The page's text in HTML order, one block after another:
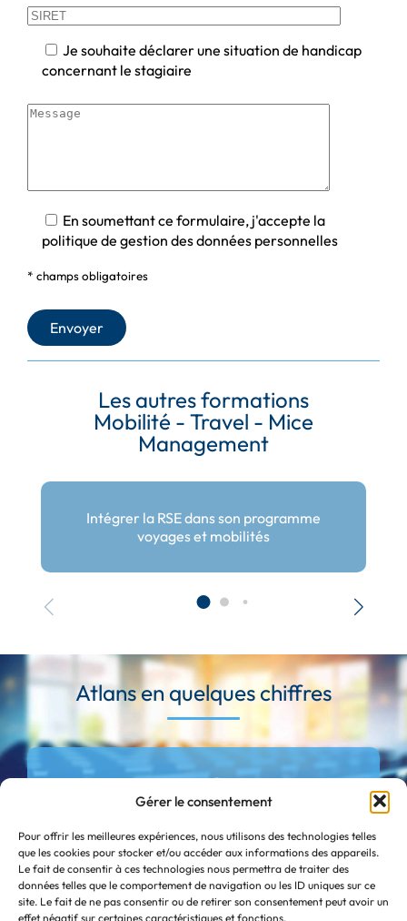
Gérer le consentement
Pour offrir les meilleures expériences, nous utilisons des technologies telles
que les cookies pour stocker et/ou accéder aux informations des appareils.
Le fait de consentir à ces technologies nous permettra de traiter des
données telles que le comportement de navigation ou les ID uniques sur ce
site. Le fait de ne pas consentir ou de retirer son consentement peut avoir un
effet négatif sur certaines caractéristiques et fonctions.
Je souhaite déclarer une situation de handicap
concernant le stagiaire
En soumettant ce formulaire, j'accepte la
politique de gestion des données personnelles
* champs obligatoires
Les autres formations
Mobilité - Travel - Mice
Management
Intégrer la RSE dans son programme
voyages et mobilités
Atlans en quelques chiffres
32
98%